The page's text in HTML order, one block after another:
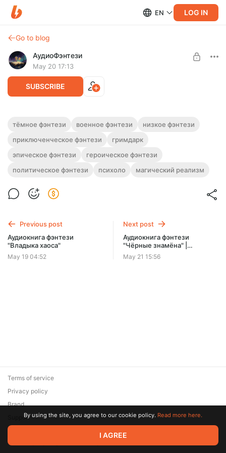
EN LOG IN
Go to blog
АудиоФэнтези
May 20 17:13
SUBSCRIBE
Аудиокнига фэнтези "Тёмное братство" |
Дилогия
Полная версия. Дилогия.
рекламы и любых ограничений!
Level required:
SUBSCRIBE
тёмное фэнтези военное фэнтези
низкое фэнтези
приключенческое фэнтези
гримдарк
эпическое фэнтези
героическое фэнтези
политическое фэнтези
психоло магический реализм
Previous post
Аудиокнига фэнтези
"Владыка хаоса"
May 19 04:52
Next post
Аудиокнига фэнтези
"Чёрные знамёна" |
Тетралогия
May 21 15:56
© 2026 Zaya Solutions Limited. All rights reserved. All trademarks
are the property of their respective owners.
Terms of service
Privacy policy
Brand
SupportBy using the site, you agree to our cookie policy. Read more here.
I AGREE